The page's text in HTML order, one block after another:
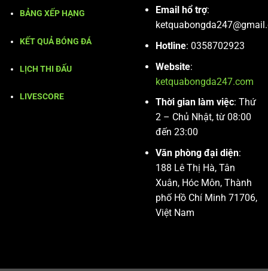
BẢNG XẾP HẠNG
KẾT QUẢ BÓNG ĐÁ
LỊCH THI ĐẤU
LIVESCORE
Email hổ trợ:
Hotline: 0358702923
Website:
ketquabongda247.com
Thời gian làm việc: Thứ
2 – Chủ Nhật, từ 08:00
đến 23:00
Văn phòng đại diện:
188 Lê Thị Hà, Tân
Xuân, Hóc Môn, Thành
phố Hồ Chí Minh 71706,
Việt Nam